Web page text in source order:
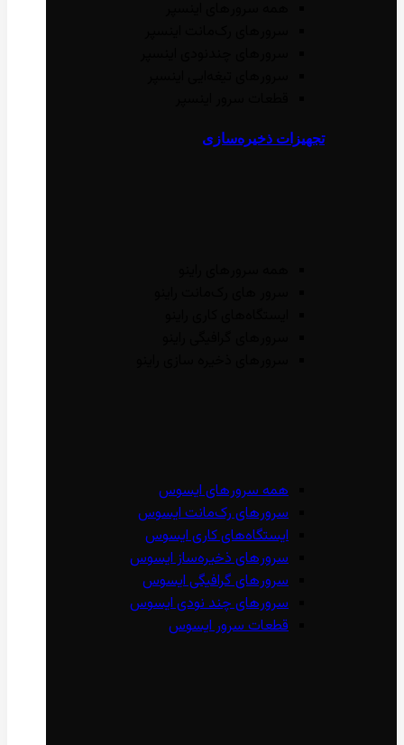
تجهیزات ذخیره‌سازی
همه سرور‌های ایسوس
سرور‌های رک‌مانت ایسوس
ایستگاه‌های کاری ایسوس
سرور‌های ذخیره‌ساز ایسوس
سرور‌های گرافیگی ایسوس
سرور‌های چند نودی ایسوس
قطعات سرور ایسوس